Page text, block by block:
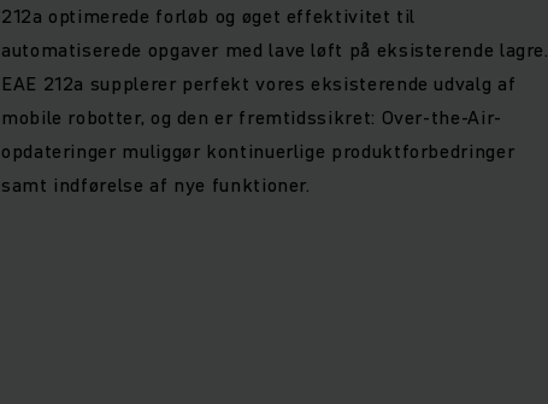
212a optimerede forløb og øget effektivitet til
automatiserede opgaver med lave løft på eksisterende lagre.
EAE 212a supplerer perfekt vores eksisterende udvalg af
mobile robotter, og den er fremtidssikret: Over-the-Air-
opdateringer muliggør kontinuerlige produktforbedringer
samt indførelse af nye funktioner.